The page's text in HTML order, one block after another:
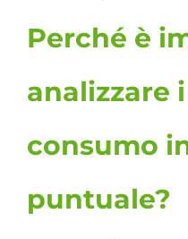
Perché è
analizzare
consumo
puntuale?